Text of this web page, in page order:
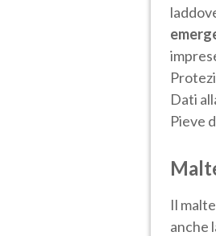
Dati
Pieve
Il
anche